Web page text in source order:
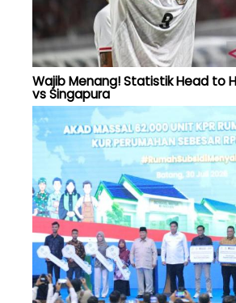
Wajib Menang! Statistik Head to
vs Singapura